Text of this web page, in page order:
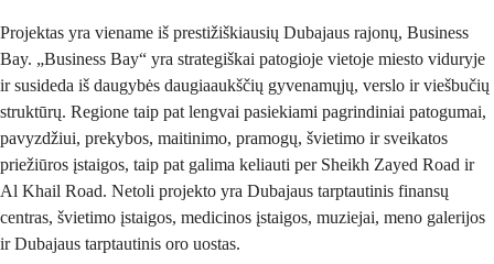
Projektas yra viename iš prestižiškiausių Dubajaus rajonų, Business
Bay. „Business Bay“ yra strategiškai patogioje vietoje miesto viduryje
ir susideda iš daugybės daugiaaukščių gyvenamųjų, verslo ir viešbučių
struktūrų. Regione taip pat lengvai pasiekiami pagrindiniai patogumai,
pavyzdžiui, prekybos, maitinimo, pramogų, švietimo ir sveikatos
priežiūros įstaigos, taip pat galima keliauti per Sheikh Zayed Road ir
Al Khail Road. Netoli projekto yra Dubajaus tarptautinis finansų
centras, švietimo įstaigos, medicinos įstaigos, muziejai, meno galerijos
ir Dubajaus tarptautinis oro uostas.